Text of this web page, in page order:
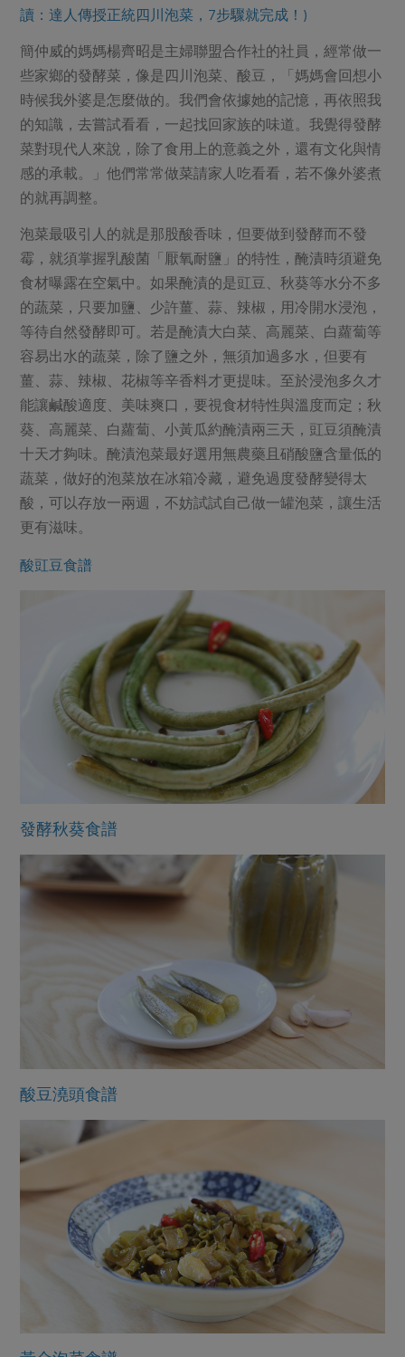
美妝保養 個人清潔
家庭清潔 織品
日用品 圖書禮品
防災用品
最新產品
優惠專區
樂齡友善
異國料理
年菜食譜
養身食補
節慶大餐
高麗菜海鮮煎餅
2024農業發展計畫年度報告
更多議題活動
把最好的台灣味帶回家！
綠主張月刊
典藏閱覽室
社務專區
選舉專區
最新消息
媒體報導
下載專區
地區活動
活動報下載
讀：達人傳授正統四川泡菜，7步驟就完成！)
簡仲威的媽媽楊齊昭是主婦聯盟合作社的社員，經常做一
些家鄉的發酵菜，像是四川泡菜、酸豆，「媽媽會回想小
時候我外婆是怎麼做的。我們會依據她的記憶，再依照我
的知識，去嘗試看看，一起找回家族的味道。我覺得發酵
菜對現代人來說，除了食用上的意義之外，還有文化與情
感的承載。」他們常常做菜請家人吃看看，若不像外婆煮
的就再調整。
泡菜最吸引人的就是那股酸香味，但要做到發酵而不發
霉，就須掌握乳酸菌「厭氧耐鹽」的特性，醃漬時須避免
食材曝露在空氣中。如果醃漬的是豇豆、秋葵等水分不多
的蔬菜，只要加鹽、少許薑、蒜、辣椒，用冷開水浸泡，
等待自然發酵即可。若是醃漬大白菜、高麗菜、白蘿蔔等
容易出水的蔬菜，除了鹽之外，無須加過多水，但要有
薑、蒜、辣椒、花椒等辛香料才更提味。至於浸泡多久才
能讓鹹酸適度、美味爽口，要視食材特性與溫度而定；秋
葵、高麗菜、白蘿蔔、小黃瓜約醃漬兩三天，豇豆須醃漬
十天才夠味。醃漬泡菜最好選用無農藥且硝酸鹽含量低的
蔬菜，做好的泡菜放在冰箱冷藏，避免過度發酵變得太
酸，可以存放一兩週，不妨試試自己做一罐泡菜，讓生活
更有滋味。
酸豇豆食譜
發酵秋葵食譜
酸豆澆頭食譜